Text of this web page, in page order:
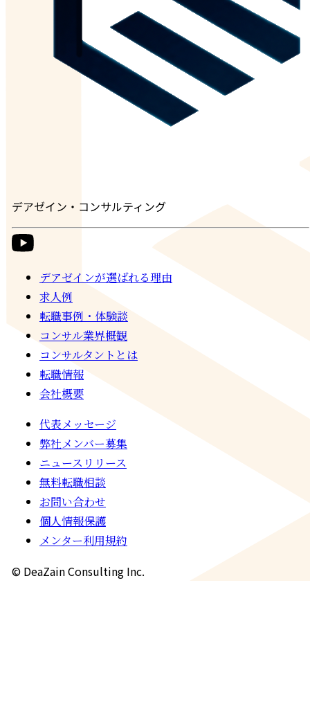
デアゼイン・コンサルティング
デアゼインが選ばれる理由
求人例
転職事例・体験談
コンサル業界概観
コンサルタントとは
転職情報
会社概要
代表メッセージ
弊社メンバー募集
ニュースリリース
無料転職相談
お問い合わせ
個人情報保護
メンター利用規約
© DeaZain Consulting Inc.